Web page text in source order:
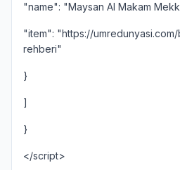
"name": "Maysan Al Makam
"item": "https://
rehberi"
}
]
}
</script>